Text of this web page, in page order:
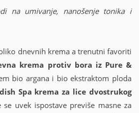
na umivanje, nanošenje tonika i
dnevnih krema a trenutni favoriti
krema protiv bora iz Pure &
bio argana i bio ekstraktom ploda
Spa krema za lice dvostrukog
se uvek ispostave previše masne za